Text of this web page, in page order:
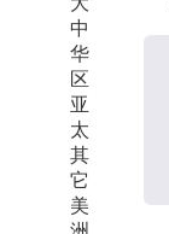
中
华
区
亚
太
其
它
美